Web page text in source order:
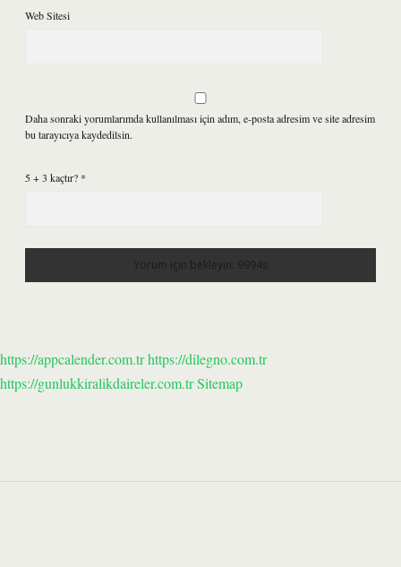
Web Sitesi
Daha sonraki yorumlarımda kullanılması için adım, e-posta adresim ve site adresim
bu tarayıcıya kaydedilsin.
5 + 3 kaçtır? *
https://appcalender.com.trhttps://dilegno.com.tr
https://gunlukkiralikdaireler.com.trSitemap